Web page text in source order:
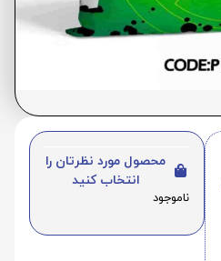
محصول مورد نظرتان را
انتخاب کنید
ناموجود